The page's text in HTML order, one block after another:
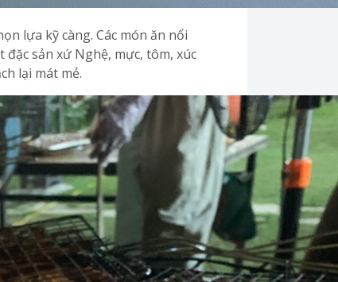
lựa kỹ càng. Các món ăn nổi
sản xứ Nghệ, mực, tôm, xúc
lại mát mẻ.